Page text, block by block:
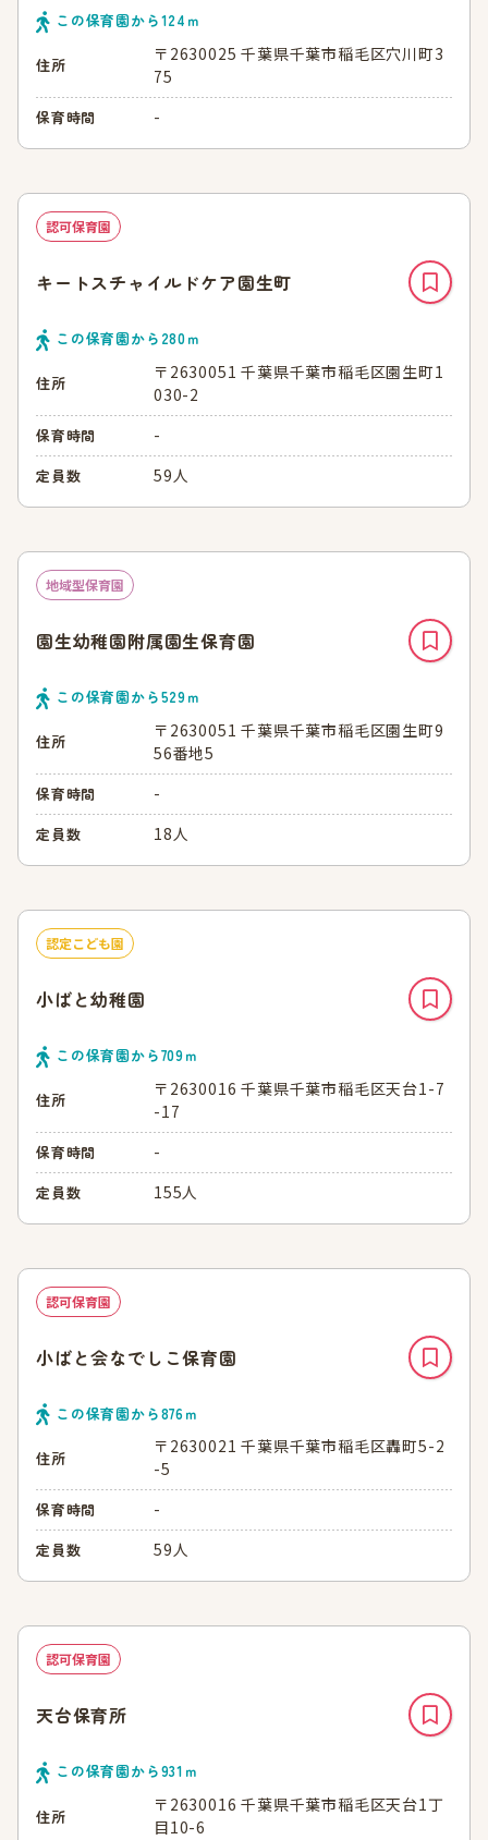
この保育園から124 ｍ
住所
〒2630025 千葉県千葉市稲毛区穴川町3
75
保育時間 -
認可保育園
キートスチャイルドケア園生町
この保育園から 280ｍ
住所
〒2630051 千葉県千葉市稲毛区園生町1
030-2
保育時間 -
定員数 59人
地域型保育園
園生幼稚園附属園生保育園
この保育園から529ｍ
住所
〒2630051 千葉県千葉市稲毛区園生町9
56番地5
保育時間 -
定員数 18人
認定こども園
小ばと幼稚園
この保育園から709ｍ
住所
〒2630016 千葉県千葉市稲毛区天台1-7
-17
保育時間 -
定員数 155人
認可保育園
小ばと会なでしこ保育園
この保育園から876ｍ
住所
〒2630021 千葉県千葉市稲毛区轟町5-2
-5
保育時間 -
定員数 59人
認可保育園
天台保育所
この保育園から931 ｍ
住所
〒2630016 千葉県千葉市稲毛区天台1丁
目10-6